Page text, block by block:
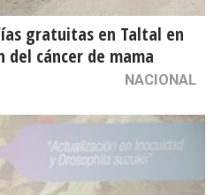
gratuitas en Taltal en
del cáncer de mama
NACIONAL